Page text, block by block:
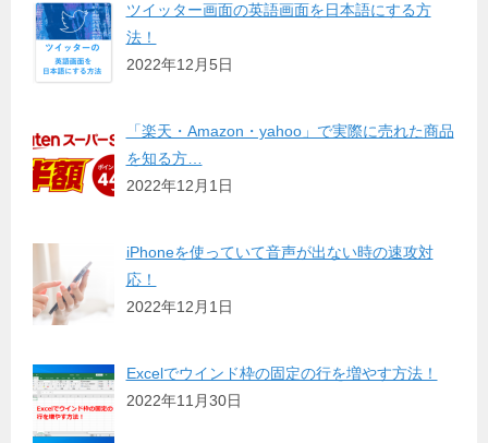
ツイッター画面の英語画面を日本語にする方
法！
2022年12月5日
「楽天・Amazon・yahoo」で実際に売れた商品
を知る方…
2022年12月1日
iPhoneを使っていて音声が出ない時の速攻対
応！
2022年12月1日
Excelでウインド枠の固定の行を増やす方法！
2022年11月30日